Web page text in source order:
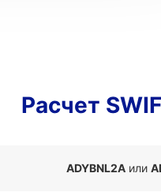
Расчет
ADYBNL2A или